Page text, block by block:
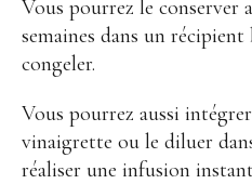
Vous pourrez le conserver
semaines dans un
congeler.
Vous pourrez aussi
vinaigrette ou le diluer
réaliser une infusion